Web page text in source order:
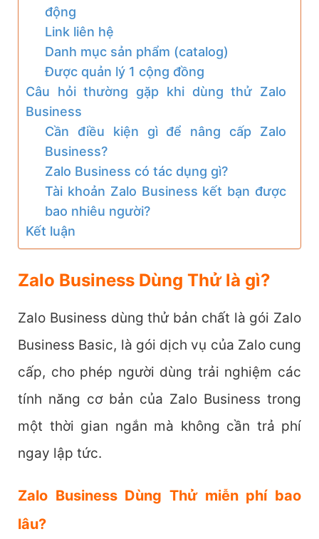
động
Link liên hệ
Danh mục sản phẩm (catalog)
Được quản lý 1 cộng đồng
Câu hỏi thường gặp khi dùng thử Zalo
Business
Cần điều kiện gì để nâng cấp Zalo
Business?
Zalo Business có tác dụng gì?
Tài khoản Zalo Business kết bạn được
bao nhiêu người?
Kết luận
Zalo Business Dùng Thử là gì?
Zalo Business dùng thử bản chất là gói Zalo
Business Basic, là gói dịch vụ của Zalo cung
cấp, cho phép người dùng trải nghiệm các
tính năng cơ bản của Zalo Business trong
một thời gian ngắn mà không cần trả phí
ngay lập tức.
Zalo Business Dùng Thử miễn phí bao
lâu?